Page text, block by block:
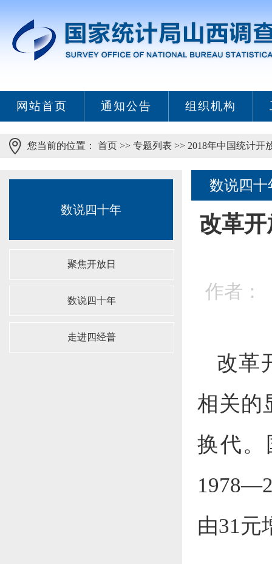
网站首页 通知公告 组织机构
您当前的位置： 首页 >> 专题列表 >> 2018年中国统计开
数说四十年
聚焦开放日
数说四十年
走进四经普
数说四十
改革
作者：
改革
相关的
换代。
由31元